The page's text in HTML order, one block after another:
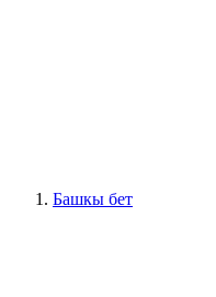
Башкы бет